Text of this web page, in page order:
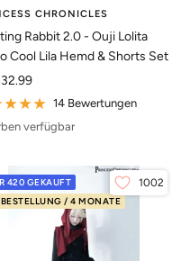
CHRONICLES
Rabbit 2.0 - Ouji Lolita
Cool Lila Hemd & Shorts Set
14 Bewertungen
verfügbar
420 GEKAUFT
/ 4 MONATE
1002